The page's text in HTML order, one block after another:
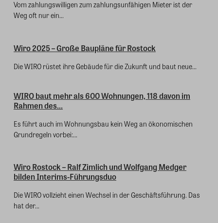
Vom zahlungswilligen zum zahlungsunfähigen Mieter ist der
Weg oft nur ein...
Wiro 2025 – Große Baupläne für Rostock
Die WIRO rüstet ihre Gebäude für die Zukunft und baut neue...
WIRO baut mehr als 600 Wohnungen, 118 davon im
Rahmen des...
Es führt auch im Wohnungs­bau kein Weg an ökonomischen
Grundregeln vorbei:...
Wiro Rostock – Ralf Zimlich und Wolfgang Medger
bilden Interims-Führungsduo
Die WIRO vollzieht einen Wechsel in der Geschäftsführung. Das
hat der...